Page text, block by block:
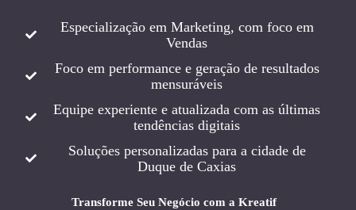
Especialização em Marketing, com foco em
Vendas
Foco em performance e geração de resultados
mensuráveis
Equipe experiente e atualizada com as últimas
tendências digitais
Soluções personalizadas para a cidade de
Duque de Caxias
Transforme Seu Negócio com a Kreatif